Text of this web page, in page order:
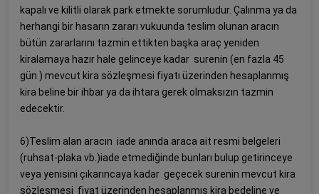
kapalı ve kilitli olarak park etmekte sorumludur. Çalınma ya da
herhangi bir hasarın zararı vukuunda teslim olunan aracın
bütün zararlarını tazmin ettikten başka araç yeniden
kiralamaya hazır hale gelinceye kadar surenin (en fazla 45
gün ) mevcut kira sözleşmesi fiyatı üzerinden hesaplanmış
kira beline bir ihbar ya da ihtara gerek olmaksızın tazmin
edecektir.
6)Teslim alan aracın iade anında araca ait resmi belgeleri
(ruhsat-plaka vb.)iade etmediğinde bunları bulup getirinceye
veya yenisini çıkarıncaya kadar geçecek surenin mevcut kira
sözleşmesi fiyat üzerinden hesaplanmış kira bedeline ve